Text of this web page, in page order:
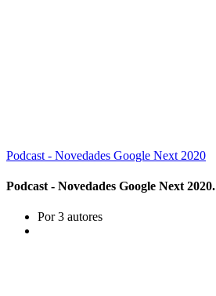
Podcast - Novedades Google Next 2020
Podcast - Novedades Google Next 2020.
Por 3 autores